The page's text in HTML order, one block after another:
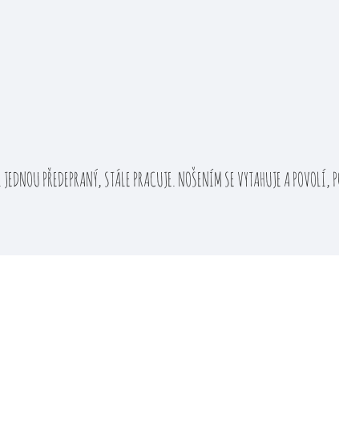
PŘEDEPRANÝ, STÁLE PRACUJE. NOŠENÍM SE VYTAHUJE A POVOLÍ,